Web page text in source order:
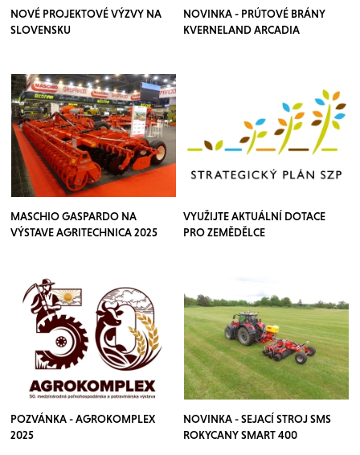
NOVÉ PROJEKTOVÉ VÝZVY NA
SLOVENSKU
NOVINKA - PRÚTOVÉ BRÁNY
KVERNELAND ARCADIA
MASCHIO GASPARDO NA
VÝSTAVE AGRITECHNICA 2025
VYUŽIJTE AKTUÁLNÍ DOTACE
PRO ZEMĚDĚLCE
POZVÁNKA - AGROKOMPLEX
2025
NOVINKA - SEJACÍ STROJ SMS
ROKYCANY SMART 400